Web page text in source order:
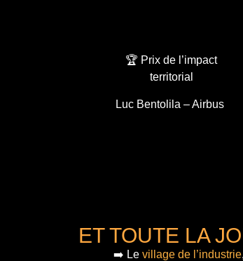
🏆 Prix de l’impact
territorial
Luc Bentolila – Airbus
ET TOUTE LA
➡️ Le village de l’industrie